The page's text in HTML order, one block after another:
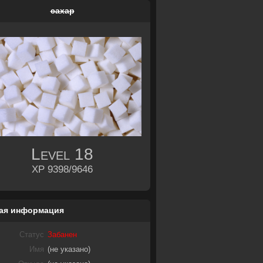
caxap
Level 18
XP 9398/9646
информация
Статус Забанен
Имя (не указано)